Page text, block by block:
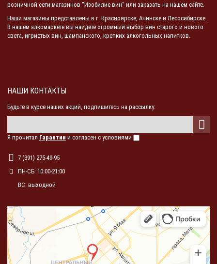
розничной сети магазинов "Изобилие вин" или заказать на нашем сайте.
Наши магазины представлены в г. Красноярске, Ачинске и Лесосибирске.
В нашем алкомаркете вы найдете огромный выбор вин старого и нового
света, игристых вин, шампанского, крепких алкогольных напитков.
НАШИ КОНТАКТЫ
Будьте в курсе наших акций, подпишитесь на рассылку:
Я прочитал Гарантии и согласен с условиями
7 (391) 275-49-95
ПН-СБ: 10:00-21:00
ВС: выходной